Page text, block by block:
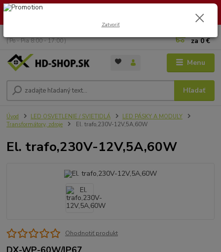
🏖️ DOVOLENKA 30.7.2026 – 9.8.2026 · Objednávky vybavíme po
Menu
Hľadať
( Po - Pia 8:00 - 17:00 )
za0 €
Úvod LED OSVETLENIE / SVIETIDLÁ
LED PÁSKY A MODULY
Transformátory, zdroje
El. trafo,230V-12V,5A,60W
El. trafo,230V-12V,5A,60W
Ohodnotiť produkt
Zatvoriť